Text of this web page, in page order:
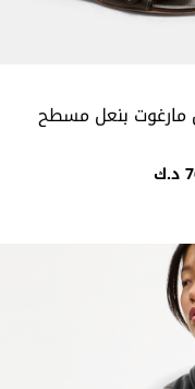
مارغوت بنعل مسطح